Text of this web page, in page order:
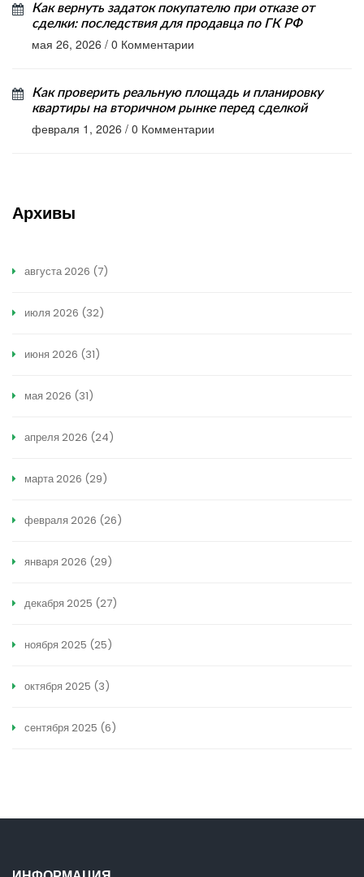
Как вернуть задаток покупателю при отказе от
сделки: последствия для продавца по ГК РФ
мая 26, 2026 / 0 Комментарии
Как проверить реальную площадь и планировку
квартиры на вторичном рынке перед сделкой
февраля 1, 2026 / 0 Комментарии
Архивы
августа 2026 (7)
июля 2026 (32)
июня 2026 (31)
мая 2026 (31)
апреля 2026 (24)
марта 2026 (29)
февраля 2026 (26)
января 2026 (29)
декабря 2025 (27)
ноября 2025 (25)
октября 2025 (3)
сентября 2025 (6)